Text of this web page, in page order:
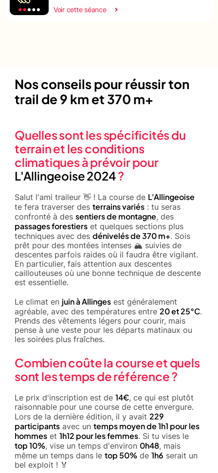
Voir cette séance
Nos conseils pour réussir ton
trail de 9 km et 370 m+
Quelles sont les spécificités du
terrain et les conditions
climatiques à prévoir pour
L'Allingeoise 2024?
Salut l'ami traileur 👋 ! La course de L'Allingeoise
te fera traverser des terrains variés : tu seras
confronté à des sentiers de montagne, des
passages forestiers et quelques sections plus
techniques avec des dénivelés de 370 m+. Sois
prêt pour des montées intenses 🏔️ suivies de
descentes parfois raides où il faudra être vigilant.
En particulier, fais attention aux descentes
caillouteuses où une bonne technique de descente
est essentielle.
Le climat en juin à Allinges est généralement
agréable, avec des températures entre 20 et 25°C.
Prends des vêtements légers pour courir, mais
pense à une veste pour les départs matinaux ou
les soirées plus fraîches.
Combien coûte la course et quels
sont les temps de référence ?
Le prix d'inscription est de 14€, ce qui est plutôt
raisonnable pour une course de cette envergure.
Lors de la dernière édition, il y avait 229
participants avec un temps moyen de 1h1 pour les
hommes et 1h12 pour les femmes. Si tu vises le
top 10%, vise un temps d'environ 0h48, mais
même un temps dans le top 50% de 1h6 serait un
bel exploit ! 🏅